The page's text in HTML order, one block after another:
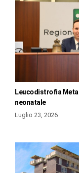
Leucodistrofia
neonatale
Luglio 23, 2026